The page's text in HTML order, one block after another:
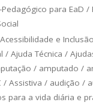
para EaD /
Acessibilidade e Inclusão
/ Ajuda Técnica /
/ amputado /
/ Assistiva / audição /
para a vida diária e